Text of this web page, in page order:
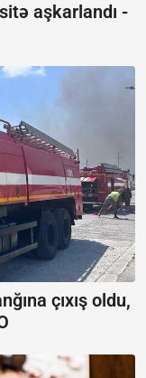
aşkarlandı -
çıxış oldu,